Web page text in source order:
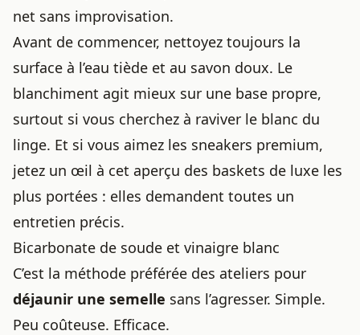
net sans improvisation.
Avant de commencer, nettoyez toujours la
surface à l’eau tiède et au savon doux. Le
blanchiment agit mieux sur une base propre,
surtout si vous cherchez à raviver le blanc du
linge. Et si vous aimez les sneakers premium,
jetez un œil à cet aperçu des baskets de luxe les
plus portées : elles demandent toutes un
entretien précis.
Bicarbonate de soude et vinaigre blanc
C’est la méthode préférée des ateliers pour
déjaunir une semelle sans l’agresser. Simple.
Peu coûteuse. Efficace.